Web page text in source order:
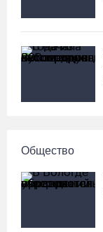
Общество